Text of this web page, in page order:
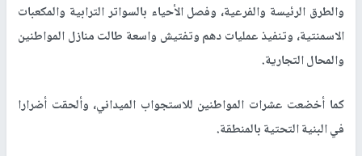
والطرق الرئيسة والفرعية، وفصل الأحياء بالسواتر الترابية والمكعبات
الاسمنتية، وتنفيذ عمليات دهم وتفتيش واسعة طالت منازل المواطنين
والمحال التجارية.
كما أخضعت عشرات المواطنين للاستجواب الميداني، وألحقت أضرارا
في البنية التحتية بالمنطقة.